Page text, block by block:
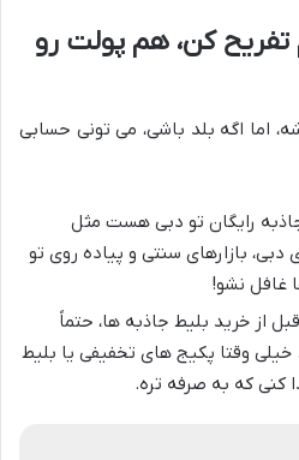
کن، هم پولت رو
اما اگه بلد باشی، می تونی حسابی
رایگان تو دبی هست مثل
بازارهای سنتی و پیاده روی تو
غافل نشو!
قبل از خرید بلیط جاذبه ها، حتماً
وقتا پکیج های تخفیفی یا بلیط
کنی که به صرفه تره.